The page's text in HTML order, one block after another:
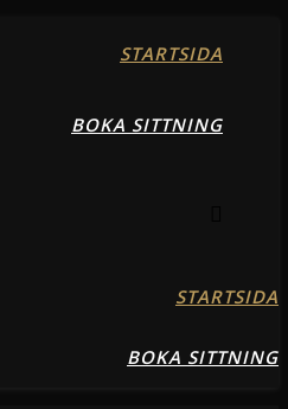
STARTSIDA
BOKA SITTNING
STARTSIDA
BOKA SITTNING